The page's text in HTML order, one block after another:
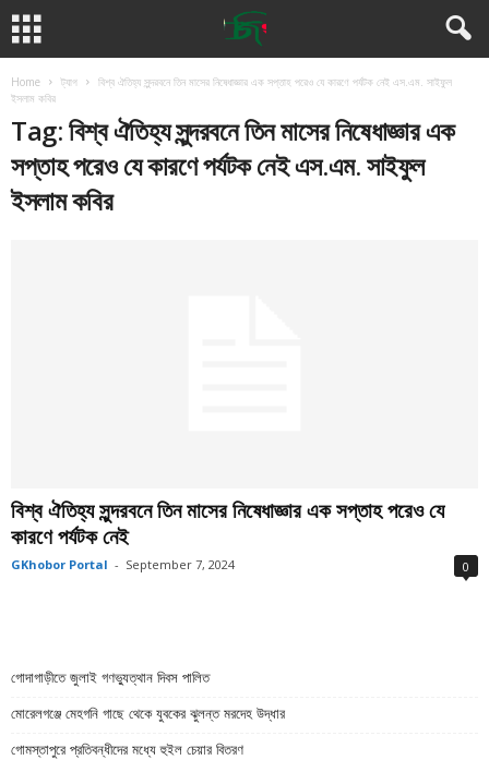
Home ট্যাগ
বিশ্ব ঐতিহ্য সুন্দরবনে তিন মাসের নিষেধাজ্ঞার এক সপ্তাহ পরেও যে কারণে পর্যটক নেই এস.এম. সাইফুল
ইসলাম কবির
Tag: বিশ্ব ঐতিহ্য সুন্দরবনে তিন মাসের নিষেধাজ্ঞার এক
সপ্তাহ পরেও যে কারণে পর্যটক নেই এস.এম. সাইফুল
ইসলাম কবির
বিশ্ব ঐতিহ্য সুন্দরবনে তিন মাসের নিষেধাজ্ঞার এক সপ্তাহ পরেও যে
কারণে পর্যটক নেই
GKhobor Portal - September 7, 2024 0
গোদাগাড়ীতে জুলাই গণভ্যুত্থান দিবস পালিত
মোরেলগঞ্জে মেহগনি গাছে থেকে যুবকের ঝুলন্ত মরদেহ উদ্ধার
গোমস্তাপুরে প্রতিবন্ধীদের মধ্যে হুইল চেয়ার বিতরণ